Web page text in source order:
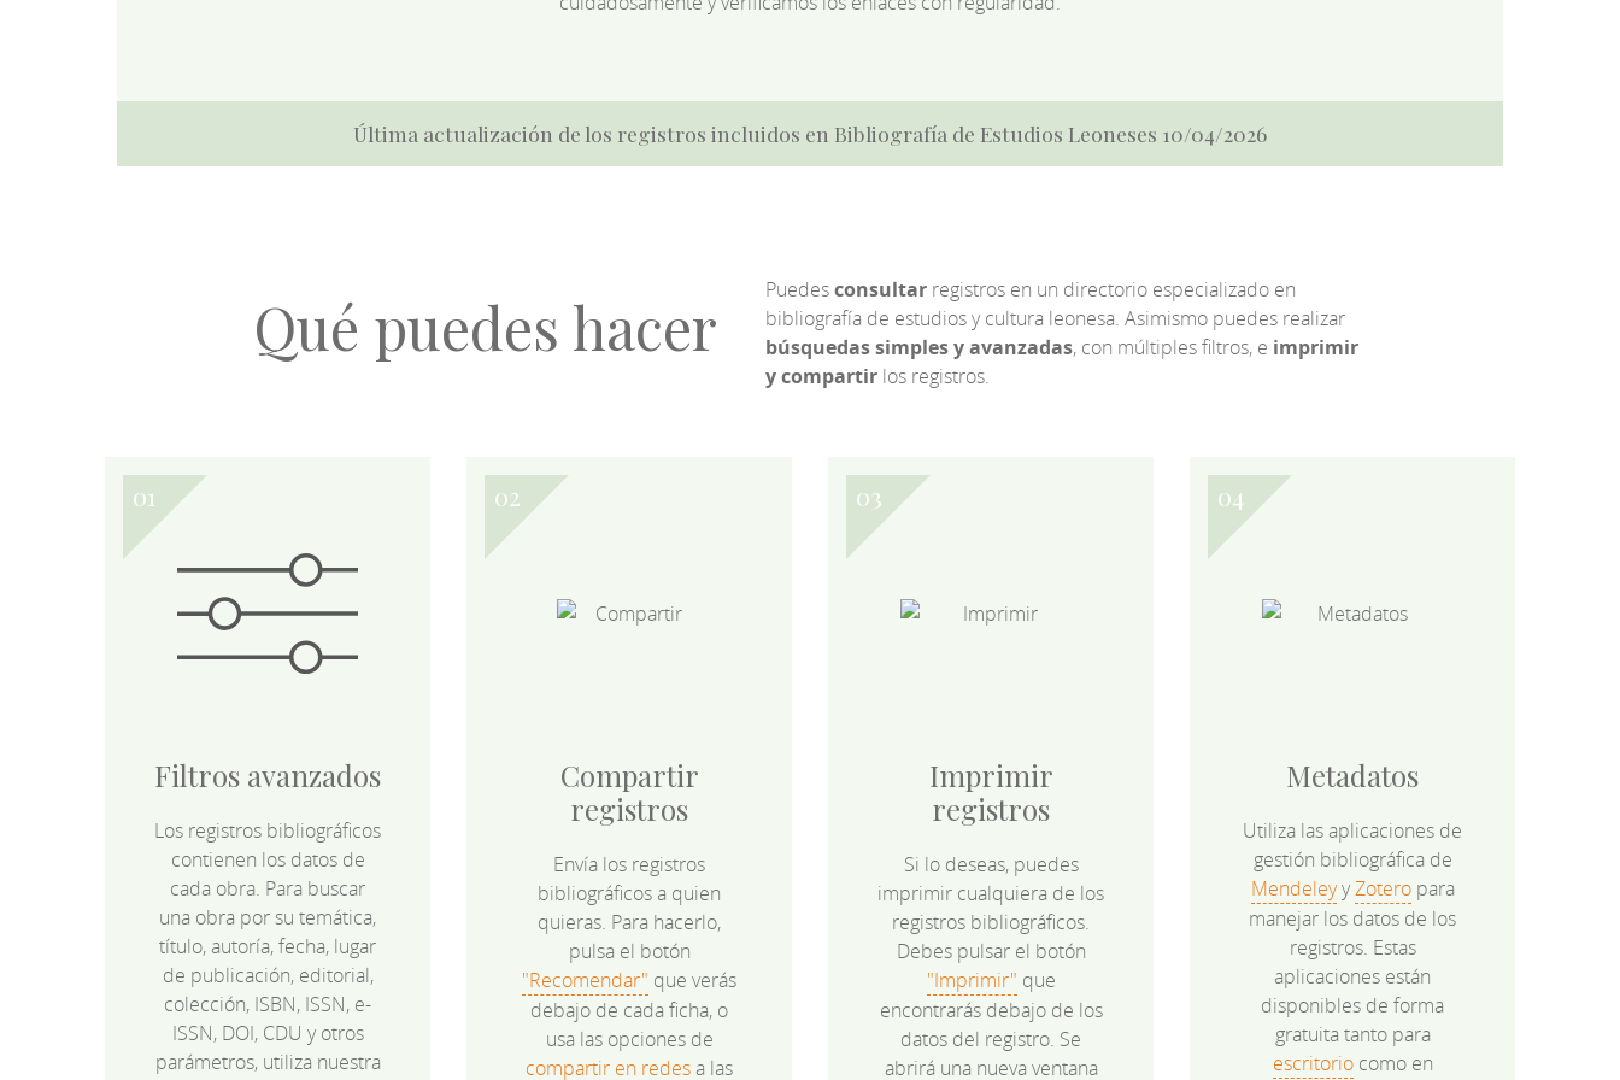
Última actualización de los registros incluidos en Bibliografía de Estudios Leoneses 10/04/2026
Qué puedes hacer Puedesconsultarregistros en un directorio especializado en
bibliografía de estudios y cultura leonesa. Asimismo puedes realizar
búsquedas simples y avanzadas, con múltiples filtros, e imprimir
y compartirlos registros.
Filtros avanzados
Los registros bibliográficos
contienen los datos de
cada obra. Para buscar
una obra por su temática,
título, autoría, fecha, lugar
de publicación, editorial,
colección, ISBN, ISSN, e-
ISSN, DOI, CDU y otros
parámetros, utiliza nuestra
Compartir
registros
Envía los registros
bibliográficos a quien
quieras. Para hacerlo,
pulsa el botón
"Recomendar" que verás
debajo de cada ficha, o
usa las opciones de
compartir en redesa las
Imprimir
registros
Si lo deseas, puedes
imprimir cualquiera de los
registros bibliográficos.
Debes pulsar el botón
"Imprimir" que
encontrarás debajo de los
datos del registro. Se
abrirá una nueva ventana
Metadatos
Utiliza las aplicaciones de
gestión bibliográfica de
MendeleyyZoteropara
manejar los datos de los
registros. Estas
aplicaciones están
disponibles de forma
gratuita tanto para
escritoriocomo en